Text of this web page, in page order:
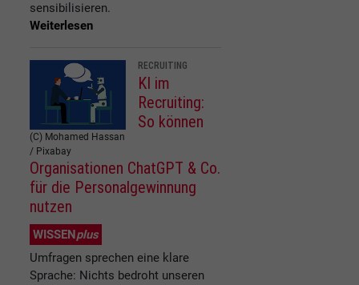
sensibilisieren.
Weiterlesen
(C) Mohamed Hassan
/ Pixabay
RECRUITING
KI im
Recruiting:
So können
Organisationen ChatGPT & Co.
für die Personalgewinnung
nutzen
WISSEN plus
Umfragen sprechen eine klare
Sprache: Nichts bedroht unseren